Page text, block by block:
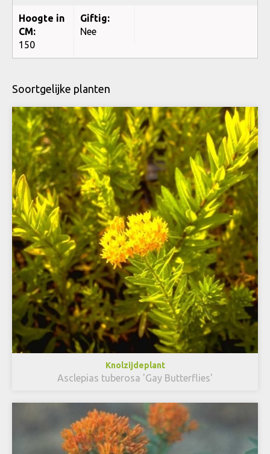
Hoogte in
CM:
150
Giftig:
Nee
Soortgelijke planten
Knolzijdeplant
Asclepias tuberosa 'Gay Butterflies'